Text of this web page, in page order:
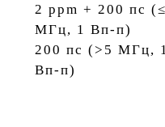
2 ppm + 200 пс
МГц, 1 Вп-п)
200 пс (>5 МГц,
Вп-п)